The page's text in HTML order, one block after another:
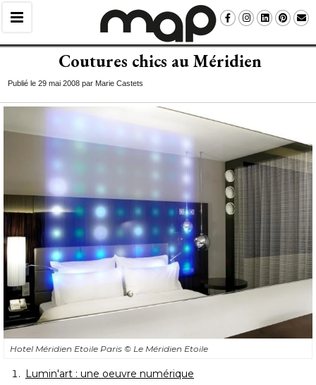
Coutures chics au Méridien
Publié le 29 mai 2008 par Marie Castets
Hotel Méridien Etoile Paris © Le Méridien Etoile
Lumin'art : une oeuvre numérique